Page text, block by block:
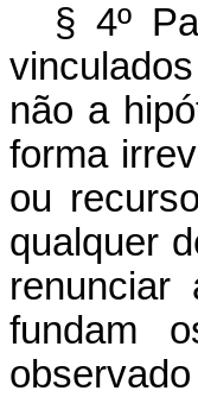
§ 4º
não a
forma
ou
qualquer
fundam